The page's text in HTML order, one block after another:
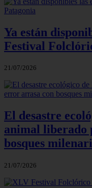
Ya están
Festival
21/07/2026
El desastre
animal liberado
bosques
21/07/2026